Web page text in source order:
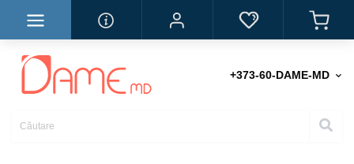
+373-60-DAME-MD